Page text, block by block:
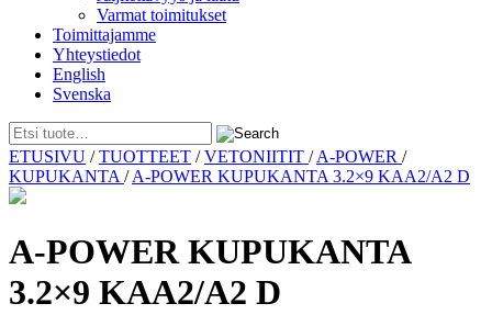
Varmat toimitukset
Toimittajamme
Yhteystiedot
English
Svenska
Skip
to
content
ETUSIVU /TUOTTEET /VETONIITIT /A-POWER /
KUPUKANTA /A-POWER KUPUKANTA 3.2×9 KAA2/A2 D
A-POWER KUPUKANTA
3.2×9 KAA2/A2 D